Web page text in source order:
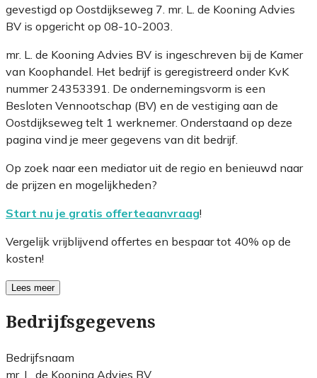
gevestigd op Oostdijkseweg 7. mr. L. de Kooning Advies
BV is opgericht op 08-10-2003.
mr. L. de Kooning Advies BV is ingeschreven bij de Kamer
van Koophandel. Het bedrijf is geregistreerd onder KvK
nummer 24353391. De ondernemingsvorm is een
Besloten Vennootschap (BV) en de vestiging aan de
Oostdijkseweg telt 1 werknemer. Onderstaand op deze
pagina vind je meer gegevens van dit bedrijf.
Op zoek naar een mediator uit de regio en benieuwd naar
de prijzen en mogelijkheden?
Start nu je gratis offerteaanvraag!
Vergelijk vrijblijvend offertes en bespaar tot 40% op de
kosten!
Lees meer
Bedrijfsgegevens
Bedrijfsnaam
mr. L. de Kooning Advies BV